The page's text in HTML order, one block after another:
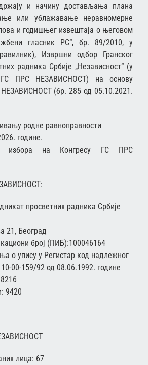
и начину достављања плана
или ублажавање неравномерне
и годишњег извештаја о његовом
гласник РС“, бр. 89/2010, у
Извршни одбор Гранског
радника Србије „Независност“ (у
ПРС НЕЗАВИСНОСТ) на основу
(бр. 285 од 05.10.2021.
родне равноправности
године.
избора на Конгресу ГС ПРС
просветних радника Србије
21, Београд
број (ПИБ):100046164
о упису у Регистар код надлежног
00-159/92 од 08.06.1992. године
9420
лица: 67